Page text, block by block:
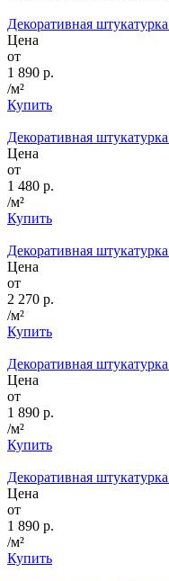
Декоративная
Цена
от
1 890 р.
/м²
Купить
Декоративная
Цена
от
1 480 р.
/м²
Купить
Декоративная
Цена
от
2 270 р.
/м²
Купить
Декоративная
Цена
от
1 890 р.
/м²
Купить
Декоративная
Цена
от
1 890 р.
/м²
Купить